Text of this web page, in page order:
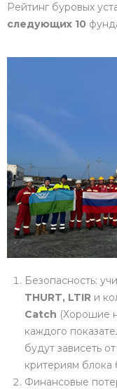
Рейтинг буровых
следующих 10
Безопасность:
THURT, LTIR и
Catch (Хорошие
каждого
будут зависеть
критериям блока
Финансовые